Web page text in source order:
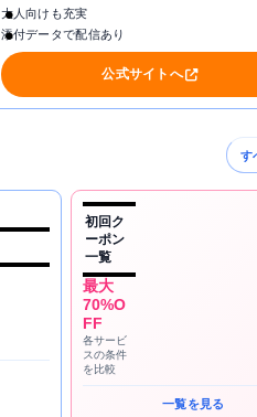
大人向けも充実
添付データで配信あり
公式サイトへ
す
初回ク
ーポン
一覧
最大
70%O
FF
各サービ
スの条件
を比較
一覧を見る